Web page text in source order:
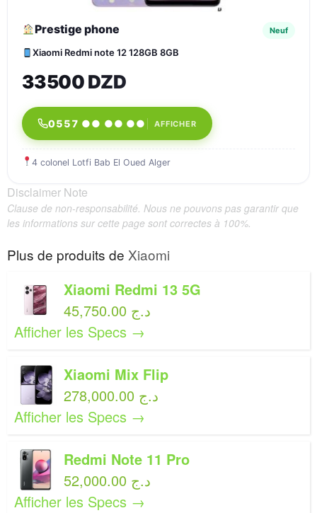
Prestige phone Neuf
Xiaomi Redmi note 12 128GB 8GB
33500 DZD
0557 ●● ●● ●● AFFICHER
4 colonel Lotfi Bab El Oued Alger
Disclaimer Note
Clause de non-responsabilité. Nous ne pouvons pas garantir que
les informations sur cette page sont correctes à 100%.
Plus de produits de Xiaomi
Xiaomi Redmi 13 5G
45,750.00 د.ج
Afficher les Specs →
Xiaomi Mix Flip
278,000.00 د.ج
Afficher les Specs →
Redmi Note 11 Pro
52,000.00 د.ج
Afficher les Specs →